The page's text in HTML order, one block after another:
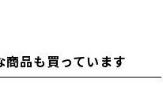
商品も買っています